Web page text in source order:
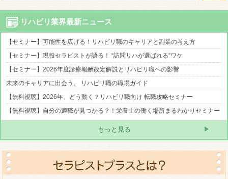
リハビリ業界最新ニュース
【セミナー】可能性を広げる！リハビリ職のキャリアと副業の考え方
【セミナー】現役セラピストが語る！ “訪問リハが選ばれる”ワケ
【セミナー】2026年度診療報酬改定解説とリハビリ職への影響
未来のキャリアに出会う。 リハビリ職の職場ガイド
【無料視聴】2026年、どう動く？リハビリ職向け 転職攻略セミナー
【無料視聴】自分の適職が見つかる？！栄養士の働く場所まるわかりセミナー
もっと見る